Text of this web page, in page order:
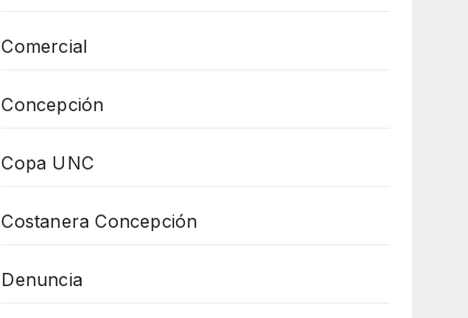
Comercial
Concepción
Copa UNC
Costanera Concepción
Denuncia